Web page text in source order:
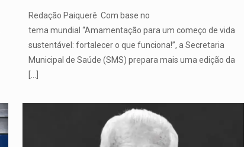
Redação Paiquerê Com base no
tema mundial “Amamentação para um começo de vida
sustentável: fortalecer o que funciona!”, a Secretaria
Municipal de Saúde (SMS) prepara mais uma edição da